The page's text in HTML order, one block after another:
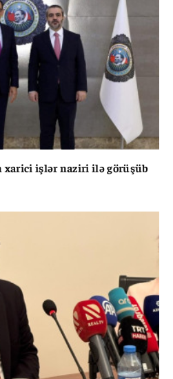
xarici işlər naziri ilə görüşüb